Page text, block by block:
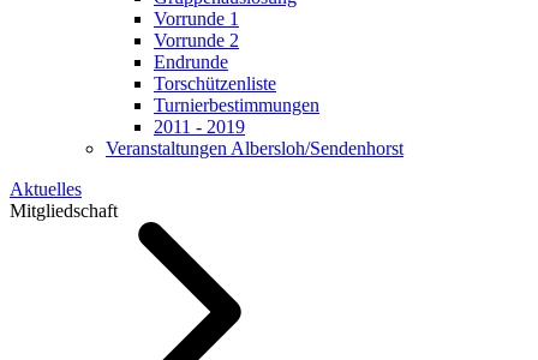
Vorrunde 1
Vorrunde 2
Endrunde
Torschützenliste
Turnierbestimmungen
2011 - 2019
Veranstaltungen Albersloh/Sendenhorst
Aktuelles
Mitgliedschaft